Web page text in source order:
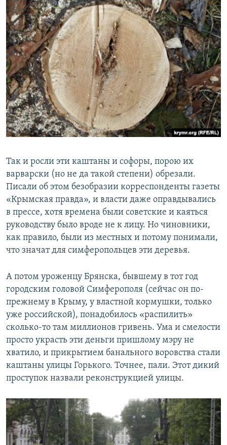
Так и росли эти каштаны и софоры, порою их
варварски (но не да такой степени) обрезали.
Писали об этом безобразии корреспонденты газеты
«Крымская правда», и власти даже оправдывались
в прессе, хотя времена были советские и каяться
руководству было вроде не к лицу. Но чиновники,
как правило, были из местных и потому понимали,
что значат для симферопольцев эти деревья.
А потом уроженцу Брянска, бывшему в тот год
городским головой Симферополя (сейчас он по-
прежнему в Крыму, у властной кормушки, только
уже российской), понадобилось «распилить»
сколько-то там миллионов гривень. Ума и смелости
просто украсть эти деньги пришлому мэру не
хватило, и прикрытием банального воровства стали
каштаны улицы Горького. Точнее, пали. Этот дикий
проступок назвали реконструкцией улицы.